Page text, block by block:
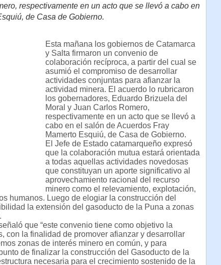
respectivamente en un acto que se llevó a cabo en
de Casa de Gobierno.
Esta mañana los gobiernos de Catamarca
y Salta firmaron un convenio de
colaboración recíproca, a partir del cual se
asumió el compromiso de desarrollar
actividades conjuntas para afianzar la
actividad minera. El acuerdo lo rubricaron
los gobernadores, Eduardo Brizuela del
Moral y Juan Carlos Romero,
respectivamente en un acto que se llevó a
cabo en el salón de Acuerdos Fray
Mamerto Esquiú, de Casa de Gobierno.
El Jefe de Estado catamarqueño expresó
que la colaboración mutua estará orientada
a todas aquellas actividades novedosas
que constituyan un aporte significativo al
aprovechamiento racional del recurso
minero como el relevamiento, explotación,
humanos. Luego de elogiar la construcción del
la extensión del gasoducto de la Puna a zonas
que “este convenio tiene como objetivo la
con la finalidad de promover afianzar y desarrollar
zonas de interés minero en común, y para
de finalizar la construcción del Gasoducto de la
necesaria para el crecimiento sostenido de la